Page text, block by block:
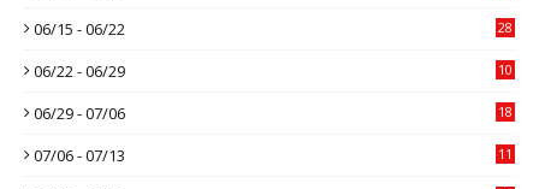
06/15 - 06/22 28
06/22 - 06/29 10
06/29 - 07/06 18
07/06 - 07/13 11